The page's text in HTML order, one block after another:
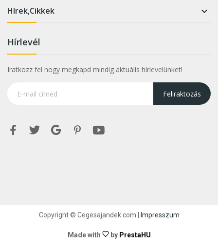
Hírek,Cikkek 
Hírlevél
Iratkozz fel hogy megkapd mindig aktuális hírlevelünket!
Feliraktozás
Copyright © Cegesajandek.com | Impresszum
Made with by PrestaHU